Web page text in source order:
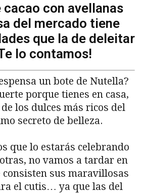
cacao con avellanas
del mercado tiene
que la de deleitar
lo contamos!
un bote de Nutella?
porque tienes en casa,
los dulces más ricos del
secreto de belleza.
que lo estarás celebrando
no vamos a tardar en
consisten sus maravillosas
el cutis… ya que las del